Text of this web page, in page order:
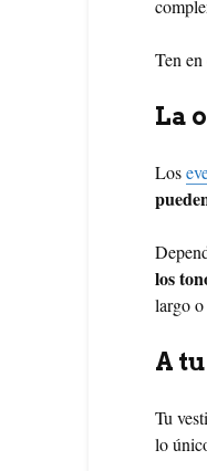
Ten
La
Los
los
largo o
A
Tu
lo